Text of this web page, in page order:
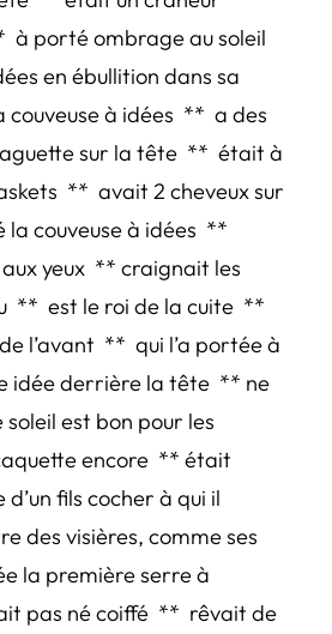
à porté ombrage au soleil
en ébullition dans sa
à idées ** a des
sur la tête ** était à
** avait 2 cheveux sur
couveuse à idées **
yeux ** craignait les
** est le roi de la cuite **
l’avant ** qui l’a portée à
idée derrière la tête ** ne
est bon pour les
encore ** était
fils cocher à qui il
des visières, comme ses
la première serre à
pas né coiffé ** rêvait de